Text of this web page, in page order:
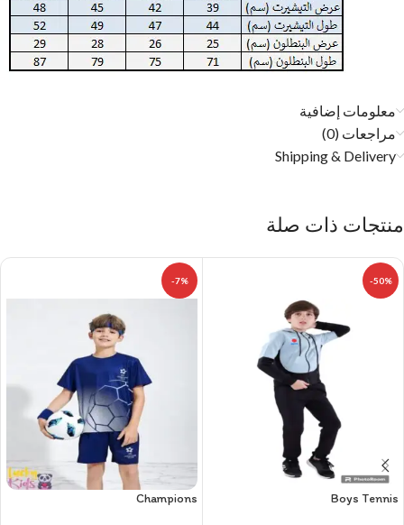
معلومات إضافية
مراجعات (0)
Shipping & Delivery
منتجات ذات صلة
-50%
Boys Tennis
-7%
Champions